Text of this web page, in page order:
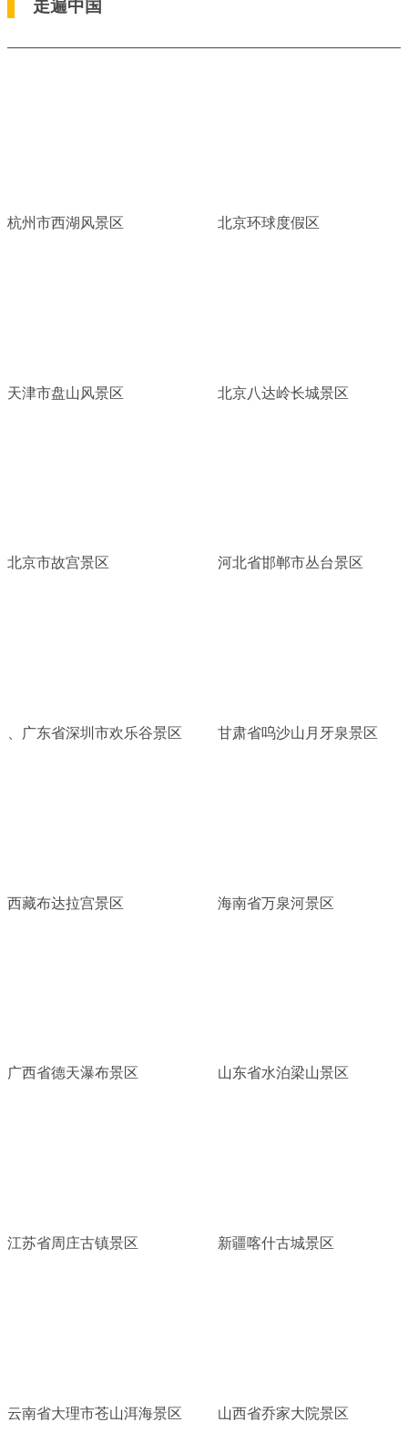
走遍中国
杭州市西湖风景区 北京环球度假区
天津市盘山风景区 北京八达岭长城景区
北京市故宫景区 河北省邯郸市丛台景区
、广东省深圳市欢乐谷景区 甘肃省呜沙山月牙泉景区
西藏布达拉宫景区 海南省万泉河景区
广西省德天瀑布景区 山东省水泊梁山景区
江苏省周庄古镇景区 新疆喀什古城景区
云南省大理市苍山洱海景区 山西省乔家大院景区